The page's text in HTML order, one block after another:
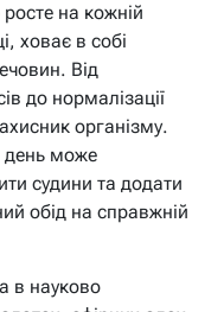
на кожній
ховає в собі
Від
до нормалізації
організму.
день може
судини та додати
обід на справжній
в науково